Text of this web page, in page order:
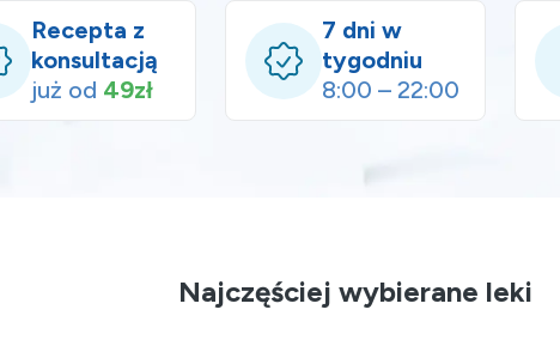
Recepta z
konsultacją
już od 49zł
7 dni w
tygodniu
8:00 – 22:00
Najczęściej wybierane leki